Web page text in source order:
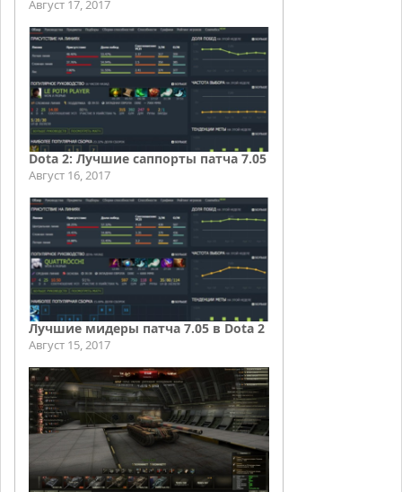
Август 17, 2017
Dota 2: Лучшие саппорты патча 7.05
Август 16, 2017
Лучшие мидеры патча 7.05 в Dota 2
Август 15, 2017